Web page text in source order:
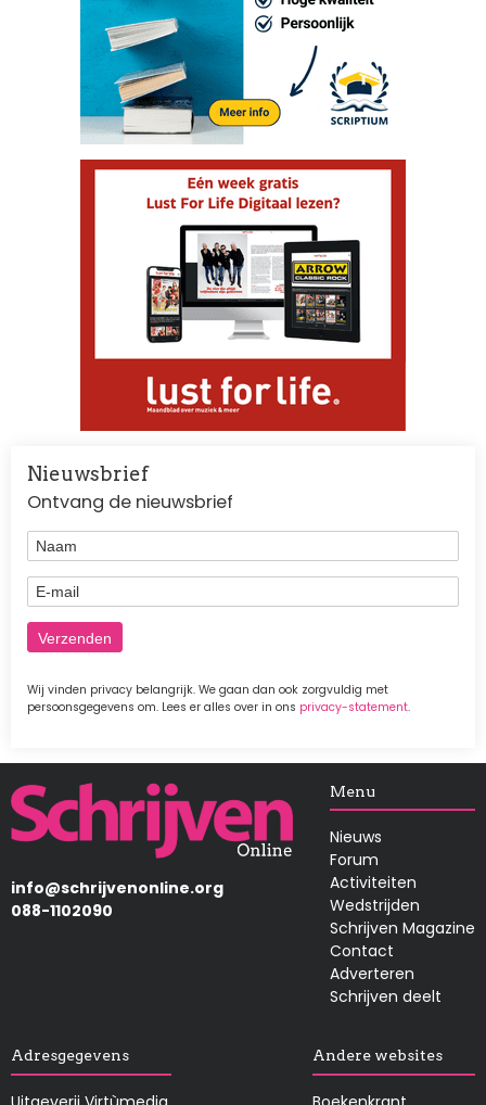
Nieuwsbrief
Ontvang de nieuwsbrief
Naam
E-mail
Wij vinden privacy belangrijk. We gaan dan ook zorgvuldig met
persoonsgegevens om. Lees er alles over in ons privacy-statement.
Afbeelding
info@schrijvenonline.org
088-1102090
Menu
Nieuws
Forum
Activiteiten
Wedstrijden
Schrijven Magazine
Contact
Adverteren
Schrijven deelt
Adresgegevens Andere websites